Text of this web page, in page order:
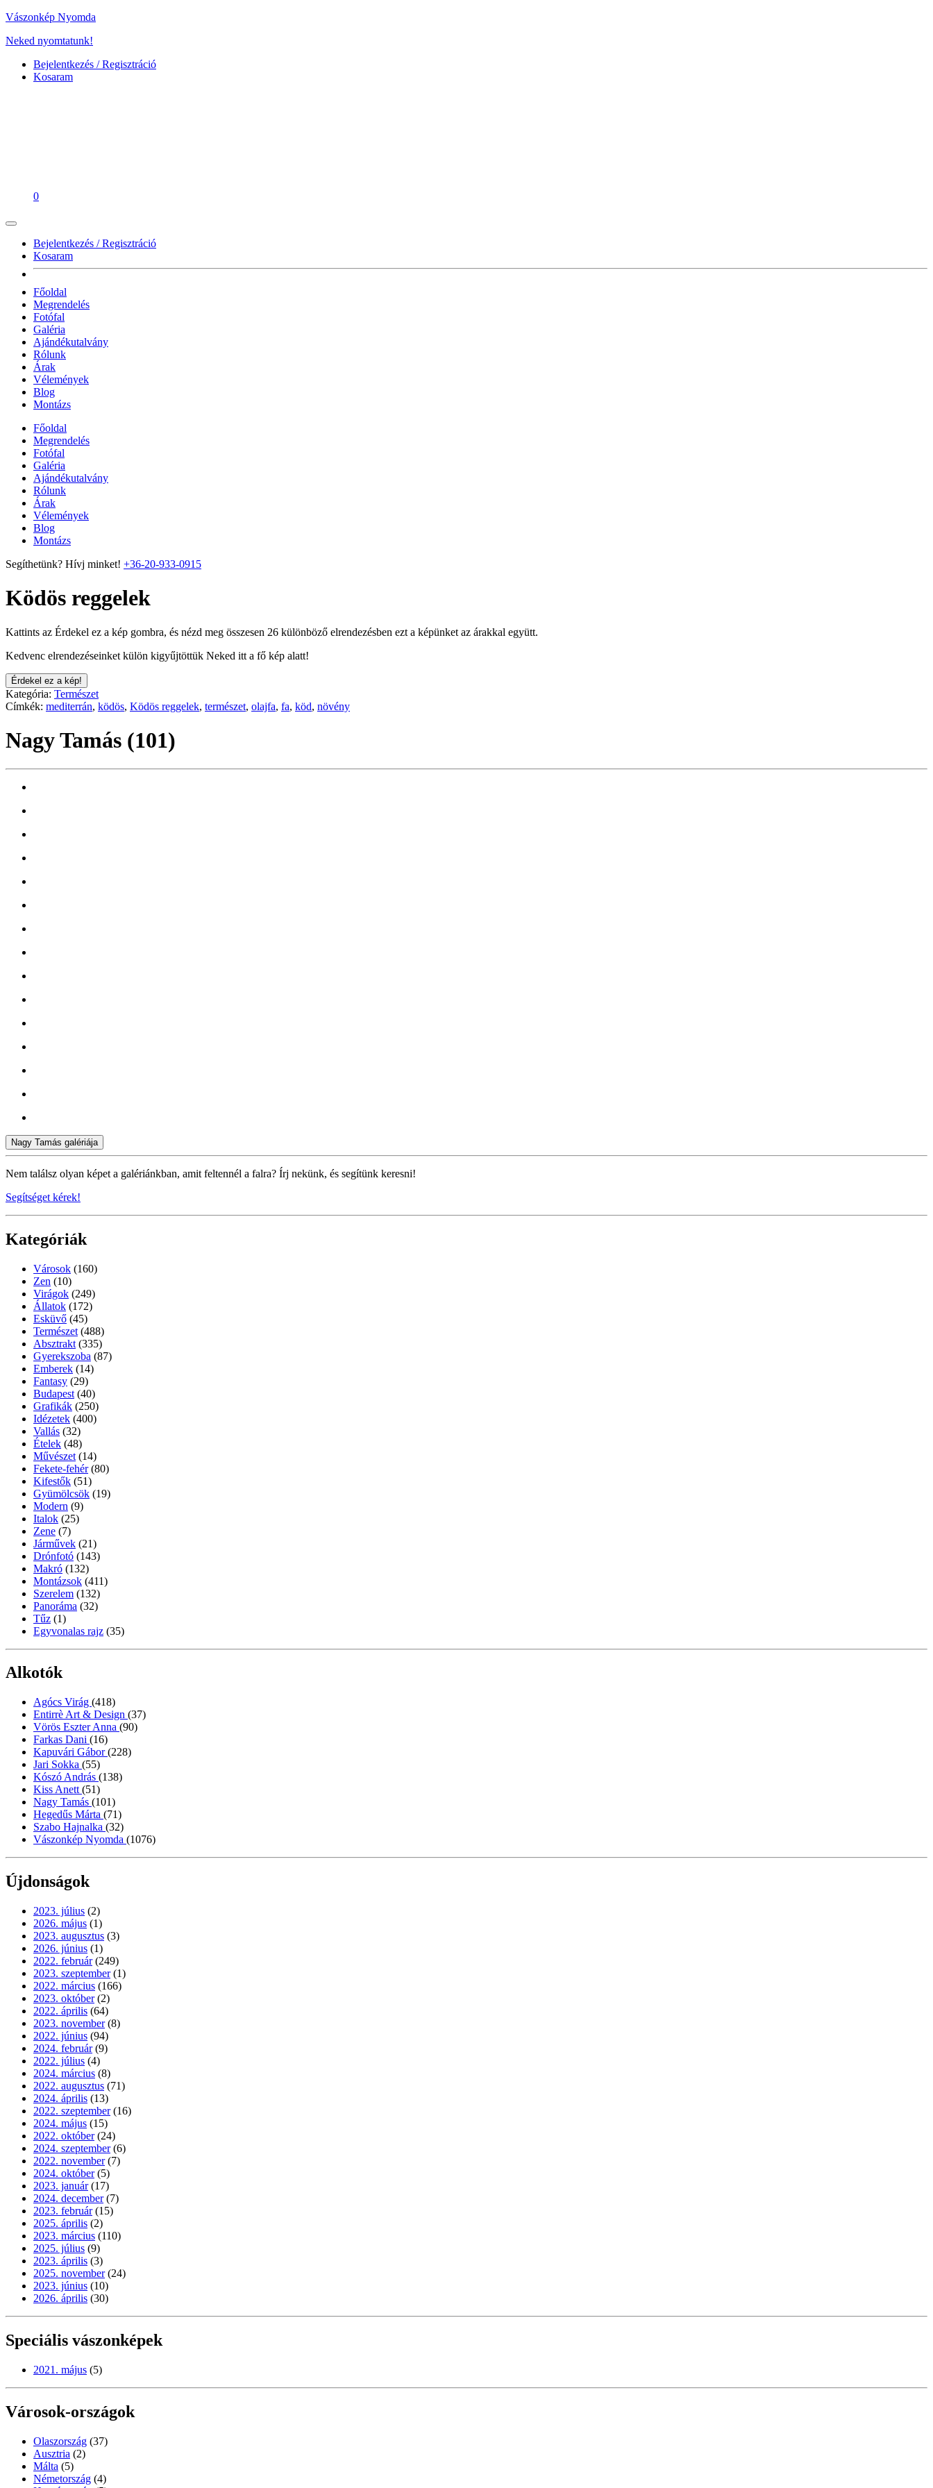
Vászonkép Nyomda
Neked nyomtatunk!
Bejelentkezés / Regisztráció
Kosaram
0
Bejelentkezés / Regisztráció
Kosaram
Főoldal
Megrendelés
Fotófal
Galéria
Ajándékutalvány
Rólunk
Árak
Vélemények
Blog
Montázs
Főoldal
Megrendelés
Fotófal
Galéria
Ajándékutalvány
Rólunk
Árak
Vélemények
Blog
Montázs
Segíthetünk? Hívj minket! +36-20-933-0915
Ködös reggelek
Kattints az Érdekel ez a kép gombra, és nézd meg összesen 26 különböző elrendezésben ezt a képünket az árakkal együtt.
Kedvenc elrendezéseinket külön kigyűjtöttük Neked itt a fő kép alatt!
Érdekel ez a kép!
Kategória: Természet
Címkék: mediterrán, ködös, Ködös reggelek, természet, olajfa, fa, köd, növény
Nagy Tamás (101)
Nagy Tamás galériája
Nem találsz olyan képet a galériánkban, amit feltennél a falra? Írj nekünk, és segítünk keresni!
Segítséget kérek!
Kategóriák
Városok (160)
Zen (10)
Virágok (249)
Állatok (172)
Esküvő (45)
Természet (488)
Absztrakt (335)
Gyerekszoba (87)
Emberek (14)
Fantasy (29)
Budapest (40)
Grafikák (250)
Idézetek (400)
Vallás (32)
Ételek (48)
Művészet (14)
Fekete-fehér (80)
Kifestők (51)
Gyümölcsök (19)
Modern (9)
Italok (25)
Zene (7)
Járművek (21)
Drónfotó (143)
Makró (132)
Montázsok (411)
Szerelem (132)
Panoráma (32)
Tűz (1)
Egyvonalas rajz (35)
Alkotók
Agócs Virág (418)
Entirrè Art & Design (37)
Vörös Eszter Anna (90)
Farkas Dani (16)
Kapuvári Gábor(228)
Jari Sokka (55)
Kószó András (138)
Kiss Anett (51)
Nagy Tamás (101)
Hegedűs Márta (71)
Szabo Hajnalka (32)
Vászonkép Nyomda (1076)
Újdonságok
2023. július (2)
2026. május (1)
2023. augusztus (3)
2026. június (1)
2022. február (249)
2023. szeptember (1)
2022. március (166)
2023. október (2)
2022. április (64)
2023. november (8)
2022. június (94)
2024. február (9)
2022. július (4)
2024. március (8)
2022. augusztus (71)
2024. április (13)
2022. szeptember (16)
2024. május (15)
2022. október (24)
2024. szeptember (6)
2022. november (7)
2024. október (5)
2023. január (17)
2024. december (7)
2023. február (15)
2025. április (2)
2023. március (110)
2025. július (9)
2023. április (3)
2025. november (24)
2023. június (10)
2026. április (30)
Speciális vászonképek
2021. május (5)
Városok-országok
Olaszország (37)
Ausztria (2)
Málta (5)
Németország (4)